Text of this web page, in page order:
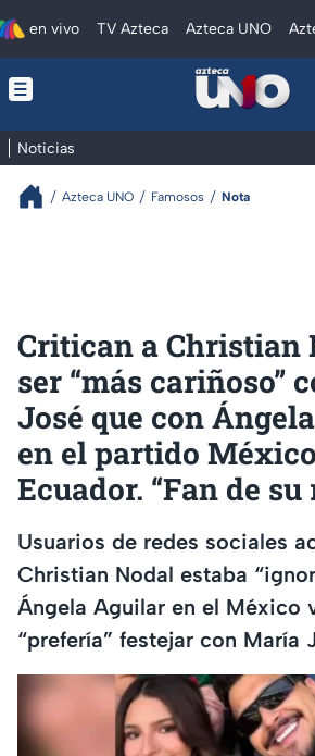
en vivo TV Azteca Azteca UNO
Noticias
Azteca UNO Famosos Nota
Critican a Christian
ser “más cariñoso”
José que con
en el partido
Ecuador. “Fan de su
Usuarios de redes sociales
Christian Nodal estaba
Ángela Aguilar en el México
“prefería” festejar con María